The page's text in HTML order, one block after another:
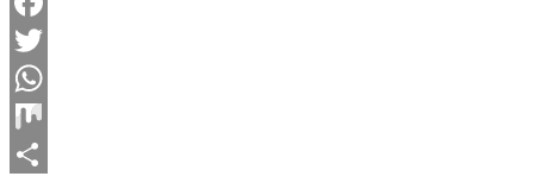
Facebook
Twitter
WhatsApp
Mix